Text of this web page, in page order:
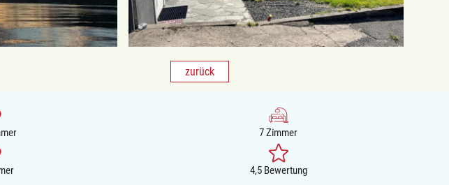
zurück
7 Zimmer
4,5 Bewertung